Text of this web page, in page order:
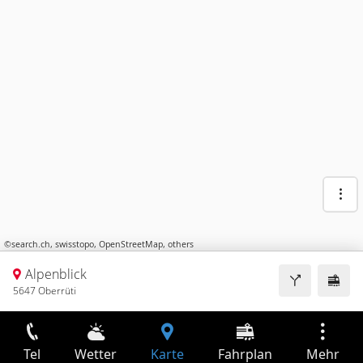
©search.ch, swisstopo, OpenStreetMap, others
Alpenblick
5647 Oberrüti
Tel Wetter Karte Fahrplan Mehr